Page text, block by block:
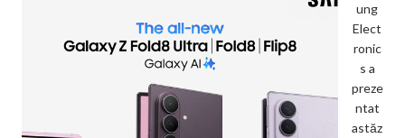
ung
Elect
ronic
s a
preze
ntat
astăz